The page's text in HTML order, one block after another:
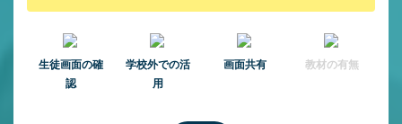
⽣徒画⾯の確
認
学校外での活
用
画面共有 教材の有無